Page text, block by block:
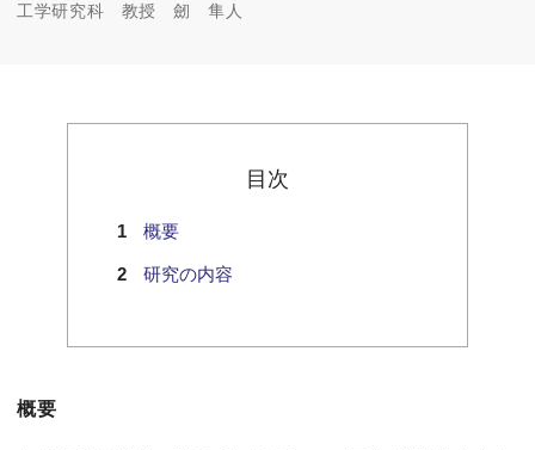
工学研究科
教授 劒 隼人
目次
概要
研究の内容
概要